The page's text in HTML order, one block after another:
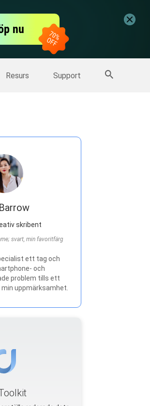
nu
Resurs Support
Fler produkter
skribent
svart, min favoritfärg
ett tag och
och
problem tills ett
uppmärksamhet.